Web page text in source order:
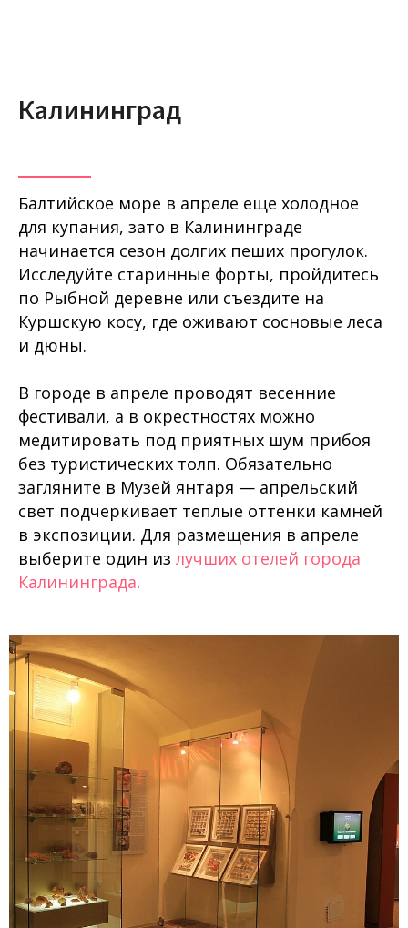
Калининград
Балтийское море в апреле еще холодное
для купания, зато в Калининграде
начинается сезон долгих пеших прогулок.
Исследуйте старинные форты, пройдитесь
по Рыбной деревне или съездите на
Куршскую косу, где оживают сосновые леса
и дюны.
В городе в апреле проводят весенние
фестивали, а в окрестностях можно
медитировать под приятных шум прибоя
без туристических толп. Обязательно
загляните в Музей янтаря — апрельский
свет подчеркивает теплые оттенки камней
в экспозиции. Для размещения в апреле
выберите один из лучших отелей города
Калининграда.